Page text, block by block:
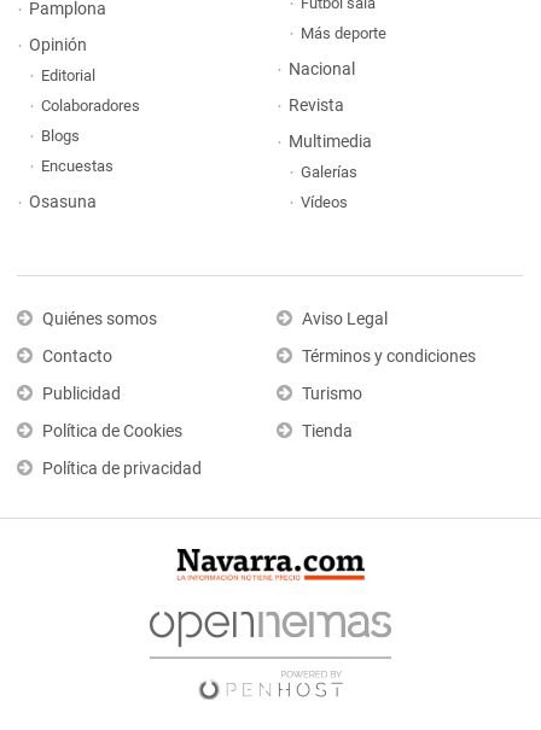
Pamplona
Opinión
Editorial
Colaboradores
Blogs
Encuestas
Osasuna
Más deporte
Nacional
Revista
Multimedia
Galerías
Vídeos
Quiénes somos
Contacto
Publicidad
Política de Cookies
Política de privacidad
Aviso Legal
Términos y condiciones
Turismo
Tienda